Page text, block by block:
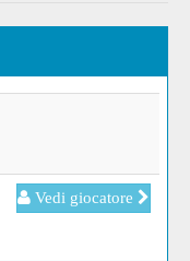
Vedi giocatore